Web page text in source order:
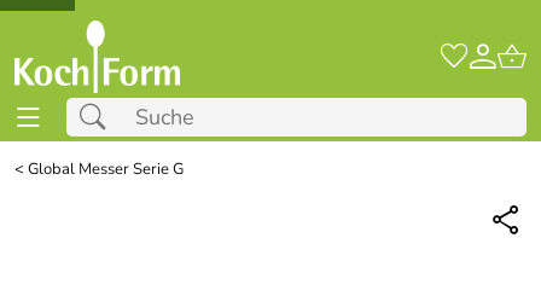
<Global Messer Serie G